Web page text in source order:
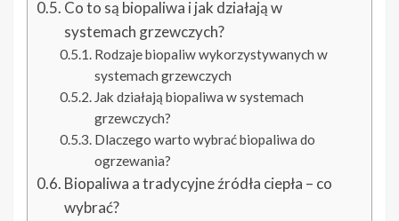
Co to są biopaliwa i jak działają w
systemach grzewczych?
Rodzaje biopaliw wykorzystywanych w
systemach grzewczych
Jak działają biopaliwa w systemach
grzewczych?
Dlaczego warto wybrać biopaliwa do
ogrzewania?
Biopaliwa a tradycyjne źródła ciepła – co
wybrać?